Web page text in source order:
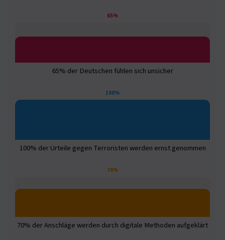
65%
65% der Deutschen fühlen sich unsicher
100%
100% der Urteile gegen Terroristen werden ernst genommen
70%
70% der Anschläge werden durch digitale Methoden aufgeklärt